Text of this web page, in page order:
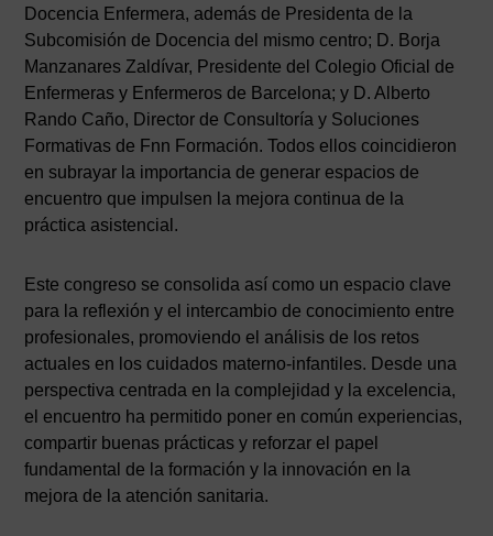
Docencia Enfermera, además de Presidenta de la
Subcomisión de Docencia del mismo centro; D. Borja
Manzanares Zaldívar, Presidente del Colegio Oficial de
Enfermeras y Enfermeros de Barcelona; y D. Alberto
Rando Caño, Director de Consultoría y Soluciones
Formativas de Fnn Formación. Todos ellos coincidieron
en subrayar la importancia de generar espacios de
encuentro que impulsen la mejora continua de la
práctica asistencial.
Este congreso se consolida así como un espacio clave
para la reflexión y el intercambio de conocimiento entre
profesionales, promoviendo el análisis de los retos
actuales en los cuidados materno-infantiles. Desde una
perspectiva centrada en la complejidad y la excelencia,
el encuentro ha permitido poner en común experiencias,
compartir buenas prácticas y reforzar el papel
fundamental de la formación y la innovación en la
mejora de la atención sanitaria.
AVISO LEGAL| POLÍTICA DE PRIVACIDAD|COOKIES|TÉRMINOS Y
CONDICIONES DE CONTRATACIÓN